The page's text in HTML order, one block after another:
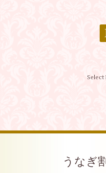
Select
うなぎ